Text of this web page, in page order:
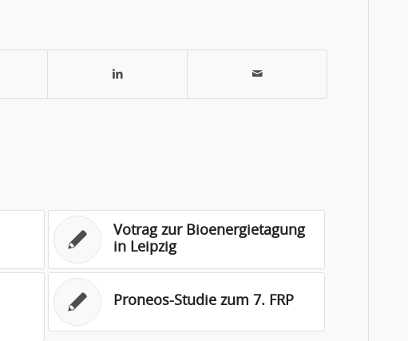
Votrag zur Bioenergietagung
in Leipzig
Proneos-Studie zum 7. FRP